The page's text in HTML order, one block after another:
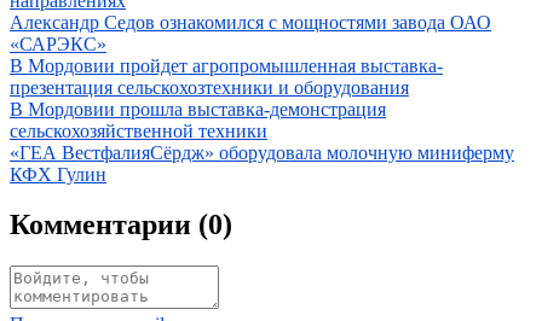
Иллюстрация новости
Александр Седов ознакомился с мощностями завода ОАО
«САРЭКС»
Иллюстрация новости
В Мордовии пройдет агропромышленная выставка-
презентация сельскохозтехники и оборудования
Иллюстрация новости
В Мордовии прошла выставка-демонстрация
сельскохозяйственной техники
Иллюстрация новости
«ГЕА ВестфалияСёрдж» оборудовала молочную миниферму
КФХ Гулин
Комментарии (0)